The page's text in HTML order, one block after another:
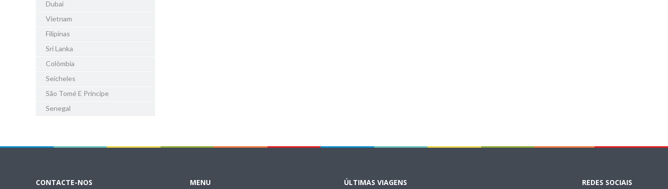
Dubai
Vietnam
Filipinas
Sri Lanka
Colômbia
Seicheles
São Tomé E Príncipe
Senegal
CONTACTE-NOS MENU ÚLTIMAS VIAGENS REDES SOCIAIS